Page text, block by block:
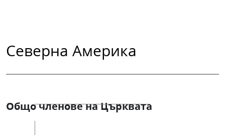
Северна Америка
Общо членове на Църквата